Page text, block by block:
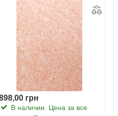
грн
В наличии. Цена за все